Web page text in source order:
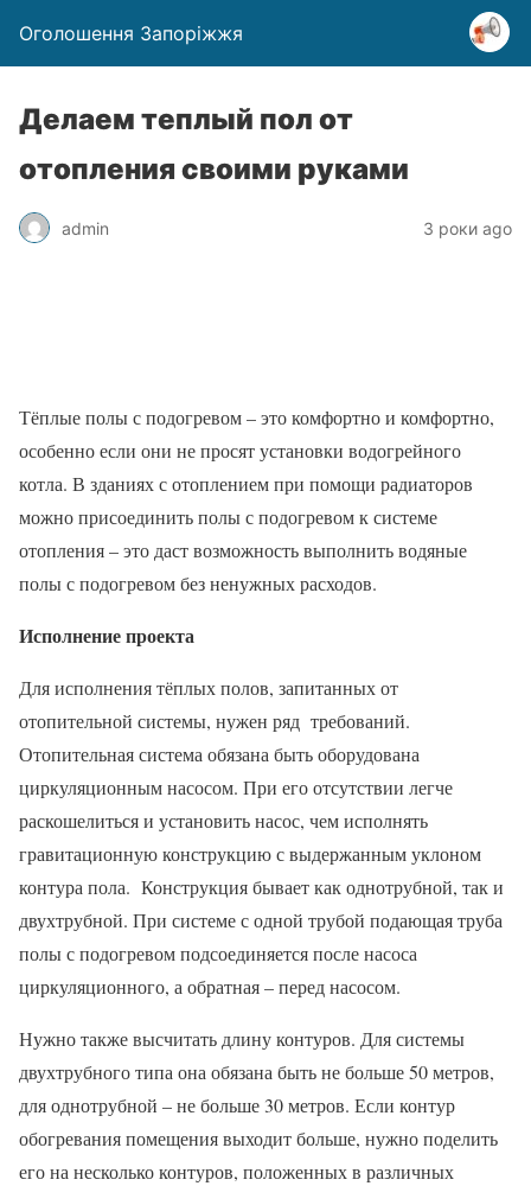
Оголошення Запоріжжя
Делаем теплый пол от
отопления своими руками
admin 3 роки ago
Тёплые полы с подогревом – это комфортно и комфортно,
особенно если они не просят установки водогрейного
котла. В зданиях с отоплением при помощи радиаторов
можно присоединить полы с подогревом к системе
отопления – это даст возможность выполнить водяные
полы с подогревом без ненужных расходов.
Исполнение проекта
Для исполнения тёплых полов, запитанных от
отопительной системы, нужен ряд требований.
Отопительная система обязана быть оборудована
циркуляционным насосом. При его отсутствии легче
раскошелиться и установить насос, чем исполнять
гравитационную конструкцию с выдержанным уклоном
контура пола. Конструкция бывает как однотрубной, так и
двухтрубной. При системе с одной трубой подающая труба
полы с подогревом подсоединяется после насоса
циркуляционного, а обратная – перед насосом.
Нужно также высчитать длину контуров. Для системы
двухтрубного типа она обязана быть не больше 50 метров,
для однотрубной – не больше 30 метров. Если контур
обогревания помещения выходит больше, нужно поделить
его на несколько контуров, положенных в различных